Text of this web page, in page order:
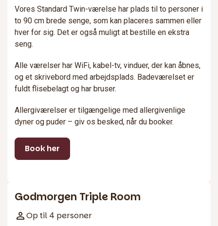
Vores Standard Twin-værelse har plads til to personer i
to 90 cm brede senge, som kan placeres sammen eller
hver for sig. Det er også muligt at bestille en ekstra
seng.
Alle værelser har WiFi, kabel-tv, vinduer, der kan åbnes,
og et skrivebord med arbejdsplads. Badeværelset er
fuldt flisebelagt og har bruser.
Allergiværelser er tilgængelige med allergivenlige
dyner og puder – giv os besked, når du booker.
Book her
Godmorgen Triple Room
Op til 4 personer